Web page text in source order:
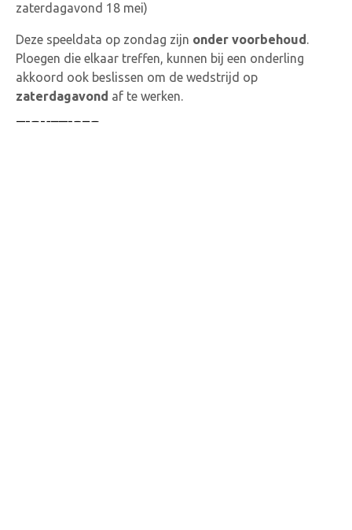
zaterdagavond 18 mei)
Deze speeldata op zondag zijn onder voorbehoud .
Ploegen die elkaar treffen, kunnen bij een onderling
akkoord ook beslissen om de wedstrijd op
zaterdagavond af te werken.
TICKETINFO